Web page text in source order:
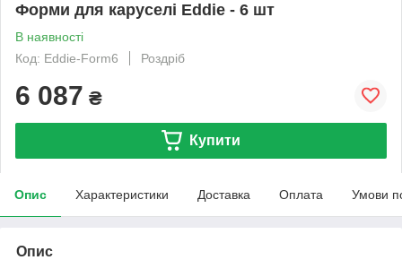
Форми для каруселі Eddie - 6 шт
В наявності
Код: Eddie-Form6
Роздріб
6 087 ₴
Купити
Опис Характеристики Доставка Оплата Умови
Опис